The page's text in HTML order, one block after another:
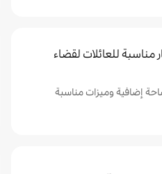
مناسبة للعائلات لقضاء
مساحة إضافية وميزات مناسبة